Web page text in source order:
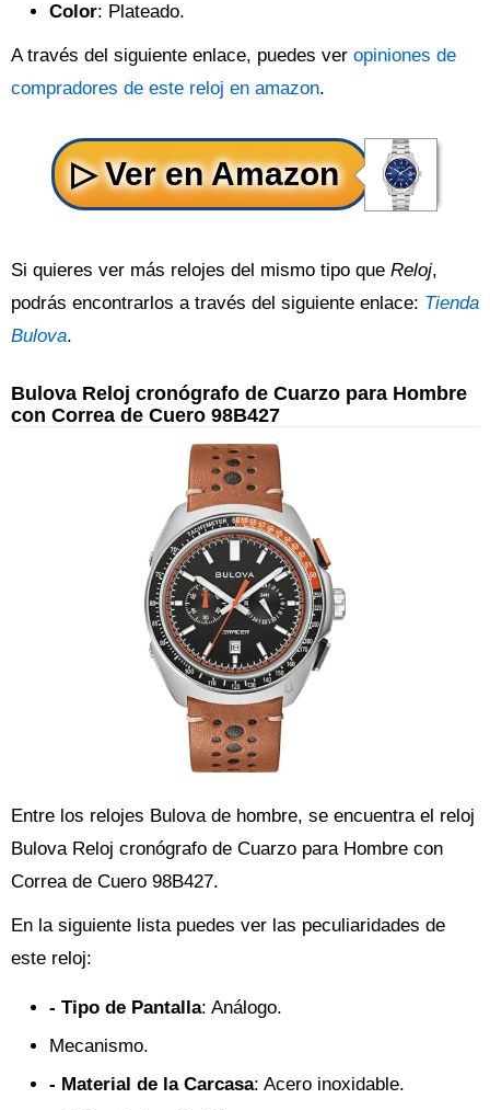
Color: Plateado.
A través del siguiente enlace, puedes ver opiniones de
compradores de este reloj en amazon.
Si quieres ver más relojes del mismo tipo que Reloj,
podrás encontrarlos a través del siguiente enlace: Tienda
Bulova.
Bulova Reloj cronógrafo de Cuarzo para Hombre
con Correa de Cuero 98B427
Entre los relojes Bulova de hombre, se encuentra el reloj
Bulova Reloj cronógrafo de Cuarzo para Hombre con
Correa de Cuero 98B427.
En la siguiente lista puedes ver las peculiaridades de
este reloj:
- Tipo de Pantalla: Análogo.
Mecanismo.
- Material de la Carcasa: Acero inoxidable.